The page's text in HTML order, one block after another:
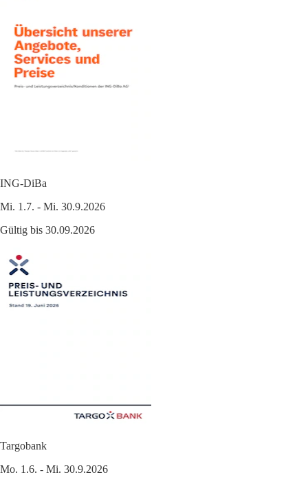
ING-DiBa
Mi. 1.7. - Mi. 30.9.2026
Gültig bis 30.09.2026
Targobank
Mo. 1.6. - Mi. 30.9.2026